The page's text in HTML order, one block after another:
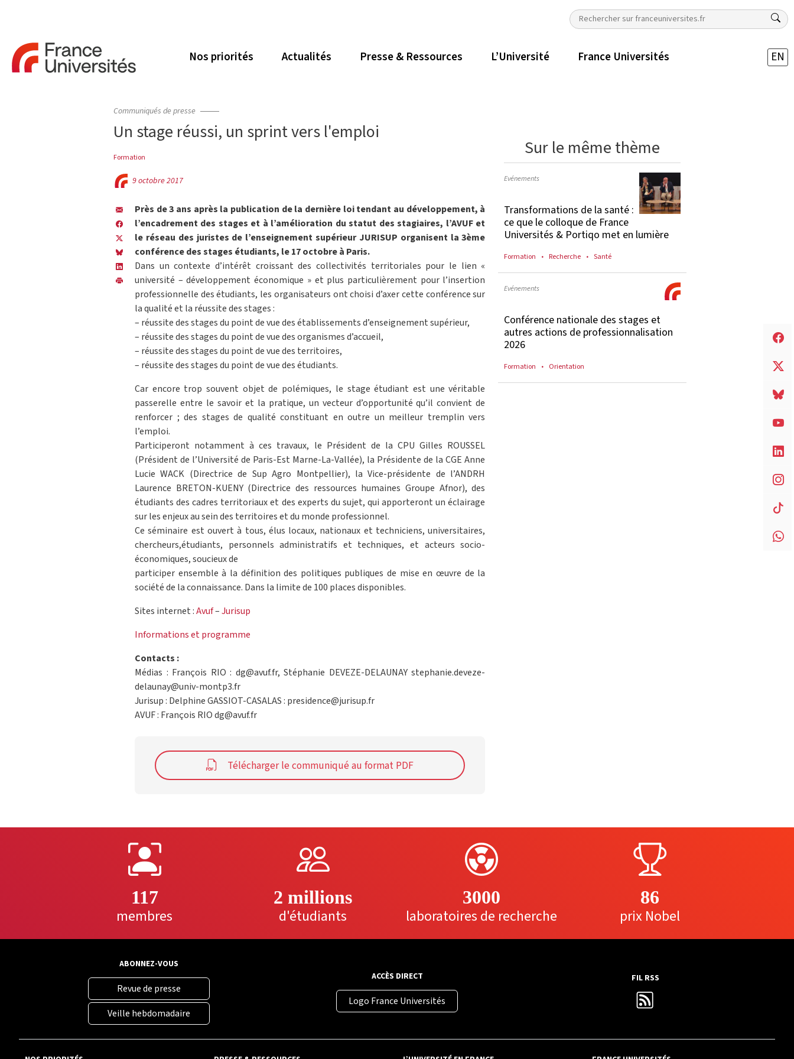
Nos priorités Actualités Presse & Ressources L’Université France Universités EN
Communiqués de presse
Un stage réussi, un sprint vers l'emploi
Formation
9 octobre 2017
Près de 3 ans après la publication de la dernière loi tendant au développement, à
l’encadrement des stages et à l’amélioration du statut des stagiaires, l’AVUF et
le réseau des juristes de l’enseignement supérieur JURISUP organisent la 3ème
conférence des stages étudiants, le 17 octobre à Paris.
Dans un contexte d’intérêt croissant des collectivités territoriales pour le lien «
université – développement économique » et plus particulièrement pour l’insertion
professionnelle des étudiants, les organisateurs ont choisi d’axer cette conférence sur
la qualité et la réussite des stages :
– réussite des stages du point de vue des établissements d’enseignement supérieur,
– réussite des stages du point de vue des organismes d’accueil,
– réussite des stages du point de vue des territoires,
– réussite des stages du point de vue des étudiants.
Car encore trop souvent objet de polémiques, le stage étudiant est une véritable
passerelle entre le savoir et la pratique, un vecteur d’opportunité qu’il convient de
renforcer ; des stages de qualité constituant en outre un meilleur tremplin vers
l’emploi.
Participeront notamment à ces travaux, le Président de la CPU Gilles ROUSSEL
(Président de l’Université de Paris-Est Marne-La-Vallée), la Présidente de la CGE Anne
Lucie WACK (Directrice de Sup Agro Montpellier), la Vice-présidente de l’ANDRH
Laurence BRETON-KUENY (Directrice des ressources humaines Groupe Afnor), des
étudiants des cadres territoriaux et des experts du sujet, qui apporteront un éclairage
sur les enjeux au sein des territoires et du monde professionnel.
Ce séminaire est ouvert à tous, élus locaux, nationaux et techniciens, universitaires,
chercheurs,étudiants, personnels administratifs et techniques, et acteurs socio-
économiques, soucieux de
participer ensemble à la définition des politiques publiques de mise en œuvre de la
société de la connaissance. Dans la limite de 100 places disponibles.
Sites internet :Avuf–Jurisup
Informations et programme
Contacts :
Médias : François RIO : dg@avuf.fr, Stéphanie DEVEZE-DELAUNAY stephanie.deveze-
delaunay@univ-montp3.fr
Jurisup : Delphine GASSIOT-CASALAS : presidence@jurisup.fr
AVUF : François RIO dg@avuf.fr
Télécharger le communiqué au format PDF
Sur le même thème
Evénements
Transformations de la santé :
ce que le colloque de France
Universités & Portiqo met en lumière
Formation Recherche Santé
Evénements
Conférence nationale des stages et
autres actions de professionnalisation
2026
Formation Orientation
117
membres
2 millions
d'étudiants
3000
laboratoires de recherche
86
prix Nobel
ABONNEZ-VOUS
Revue de presse
Veille hebdomadaire
ACCÈS DIRECT
Logo France Universités
FIL RSS